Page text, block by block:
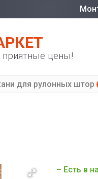
цены!
для рулонных штор
– Есть в